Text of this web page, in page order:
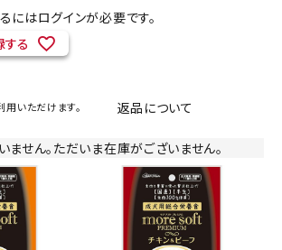
にはログインが必要です。
する
用いただけます。 返品について
ません。ただいま在庫がございません。